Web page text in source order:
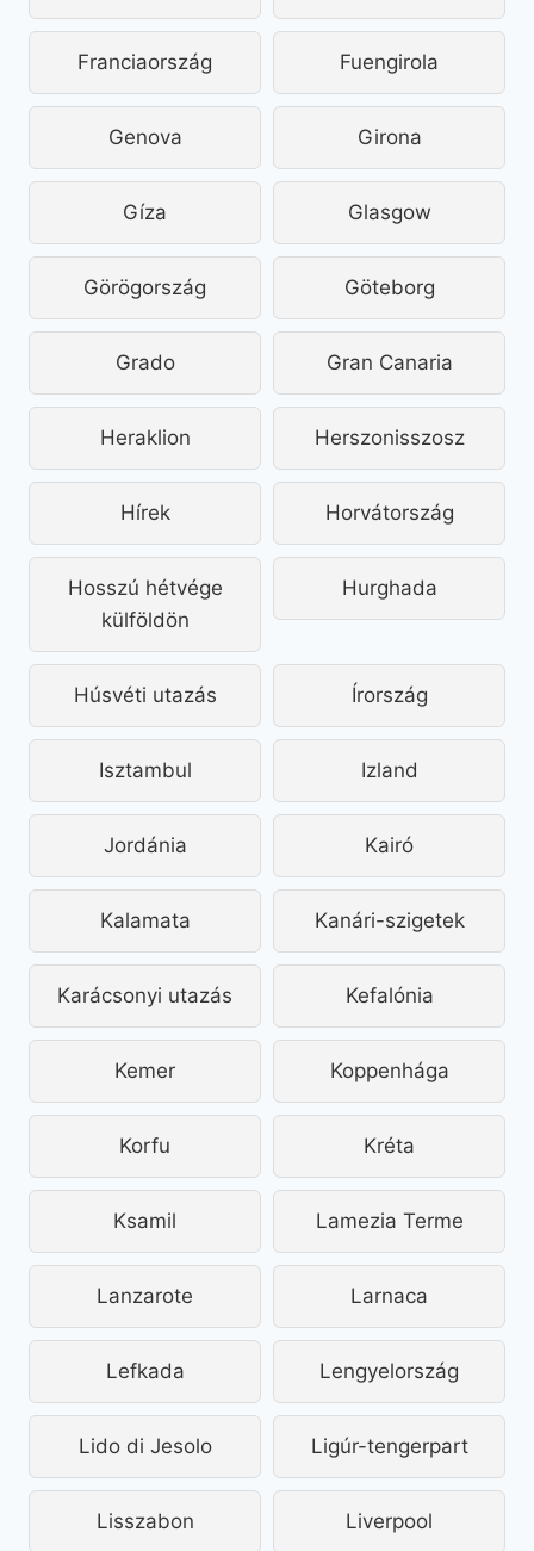
Franciaország Fuengirola
Genova Girona
Gíza Glasgow
Görögország Göteborg
Grado Gran Canaria
Heraklion Herszonisszosz
Hírek Horvátország
Hosszú hétvége
külföldön
Hurghada
Húsvéti utazás Írország
Isztambul Izland
Jordánia Kairó
Kalamata Kanári-szigetek
Karácsonyi utazás Kefalónia
Kemer Koppenhága
Korfu Kréta
Ksamil Lamezia Terme
Lanzarote Larnaca
Lefkada Lengyelország
Lido di Jesolo Ligúr-tengerpart
Lisszabon Liverpool